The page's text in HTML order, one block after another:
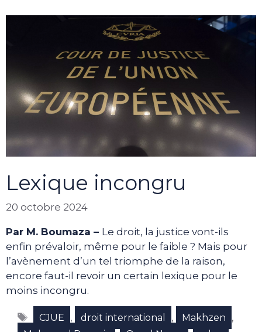
Lexique incongru
20 octobre 2024
Par M. Boumaza – Le droit, la justice vont-ils
enfin prévaloir, même pour le faible ? Mais pour
l’avènement d’un tel triomphe de la raison,
encore faut-il revoir un certain lexique pour le
moins incongru.
Étiquettes
CJUE , droit international , Makhzen ,